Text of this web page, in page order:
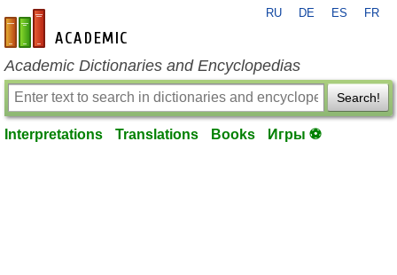
en-academic.com
RU DE ES FR
Academic Dictionaries and Encyclopedias
Search!
Interpretations Translations Books Игры ⚽